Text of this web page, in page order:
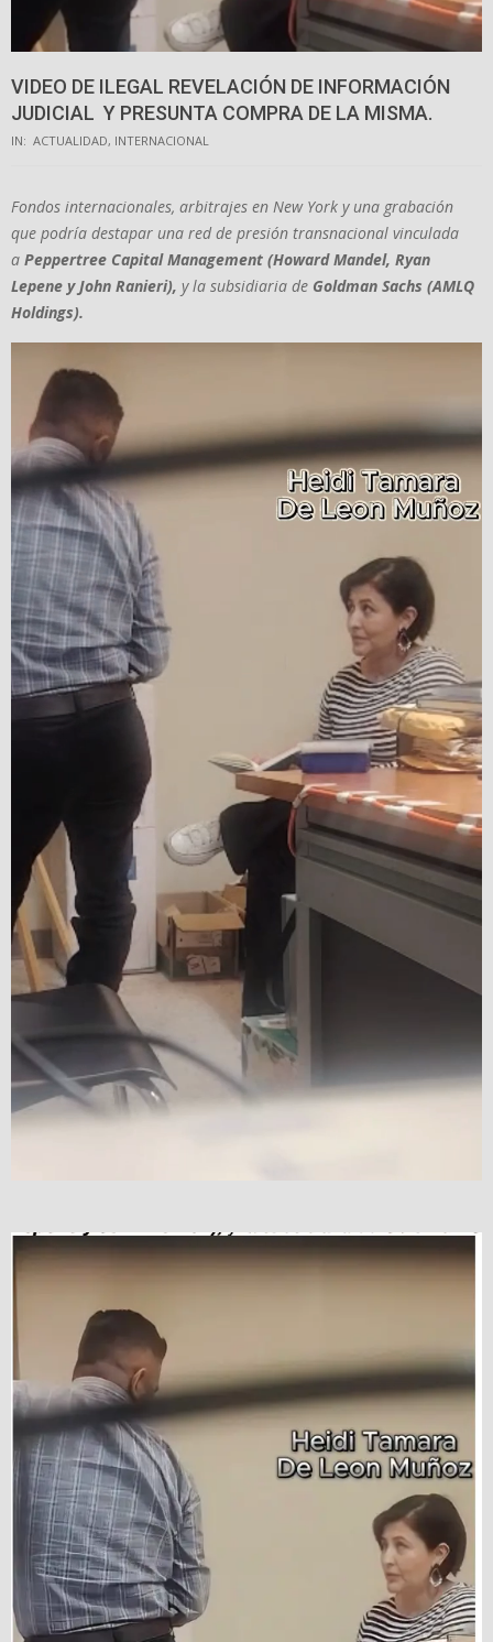
VIDEO DE ILEGAL REVELACIÓN DE INFORMACIÓN
JUDICIAL Y PRESUNTA COMPRA DE LA MISMA.
IN: ACTUALIDAD, INTERNACIONAL
Fondos internacionales, arbitrajes en New York y una grabación
que podría destapar una red de presión transnacional vinculada
a Peppertree Capital Management (Howard Mandel, Ryan
Lepene y John Ranieri), y la subsidiaria de Goldman Sachs (AMLQ
Holdings).